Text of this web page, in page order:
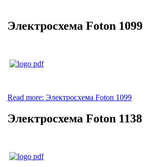
Электросхема Foton 1099
Read more: Электросхема Foton 1099
Электросхема Foton 1138